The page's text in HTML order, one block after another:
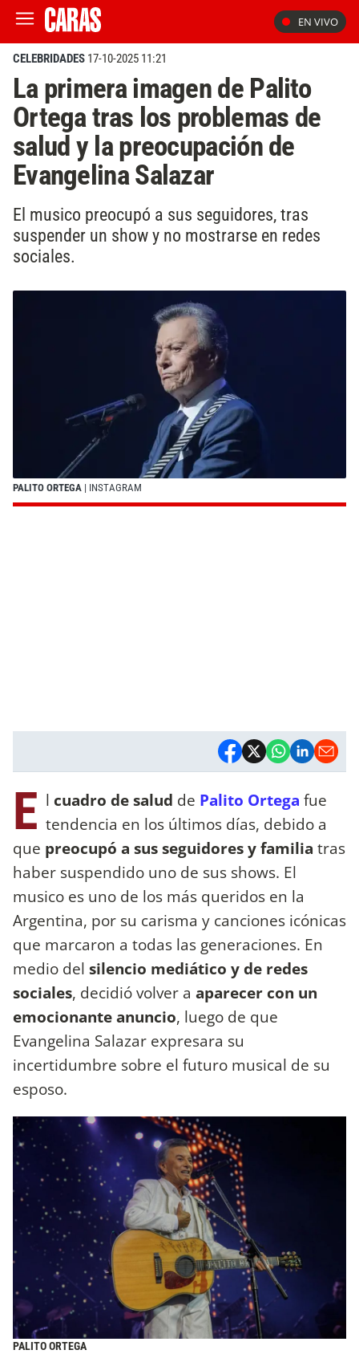
EN VIVO
CELEBRIDADES 17-10-2025 11:21
La primera imagen de Palito
Ortega tras los problemas de
salud y la preocupación de
Evangelina Salazar
El musico preocupó a sus seguidores, tras
suspender un show y no mostrarse en redes
sociales.
PALITO ORTEGA | INSTAGRAM
E l cuadro de salud de Palito Ortega fue
tendencia en los últimos días, debido a
que preocupó a sus seguidores y familia tras
haber suspendido uno de sus shows. El
musico es uno de los más queridos en la
Argentina, por su carisma y canciones icónicas
que marcaron a todas las generaciones. En
medio del silencio mediático y de redes
sociales, decidió volver a aparecer con un
emocionante anuncio, luego de que
Evangelina Salazar expresara su
incertidumbre sobre el futuro musical de su
esposo.
PALITO ORTEGA